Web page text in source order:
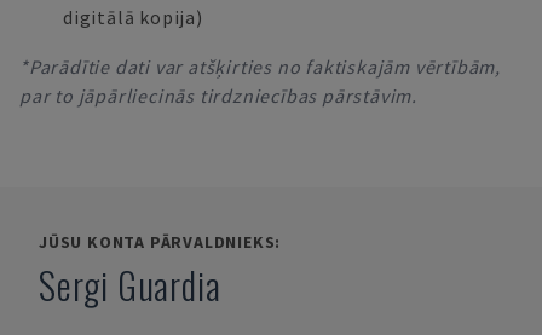
digitālā kopija)
*Parādītie dati var atšķirties no faktiskajām vērtībām,
par to jāpārliecinās tirdzniecības pārstāvim.
JŪSU KONTA PĀRVALDNIEKS:
Sergi Guardia